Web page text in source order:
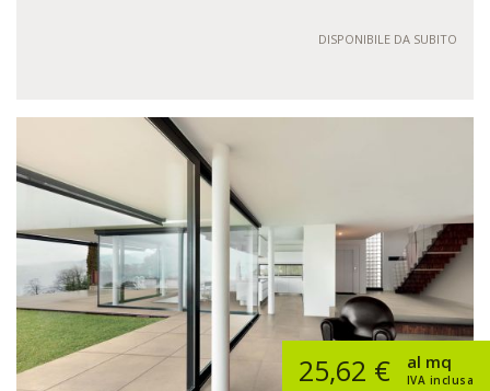
DISPONIBILE DA SUBITO
25,62 € IVA inclusa
al mq